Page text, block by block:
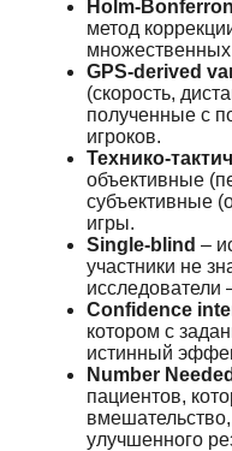
метод
GPS‑derived
(скорость,
полученные с
игроков.
объективные
субъективные
игры.
Single‑blind –
участники не
исследователи
Confidence
котором с
истинный
Number
пациентов,
улучшенного